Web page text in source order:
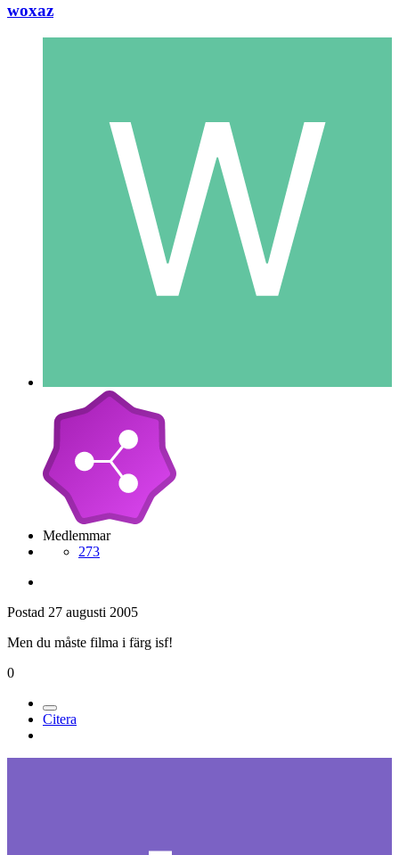
woxaz
Medlemmar
273
Postad 27 augusti 2005
Men du måste filma i färg isf!
0
Citera